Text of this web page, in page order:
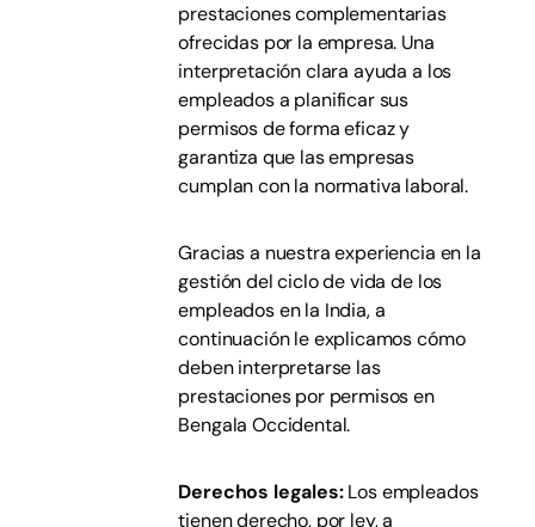
prestaciones complementarias
ofrecidas por la empresa. Una
interpretación clara ayuda a los
empleados a planificar sus
permisos de forma eficaz y
garantiza que las empresas
cumplan con la normativa laboral.
Gracias a nuestra experiencia en la
gestión del ciclo de vida de los
empleados en la India, a
continuación le explicamos cómo
deben interpretarse las
prestaciones por permisos en
Bengala Occidental.
Derechos legales:Los empleados
tienen derecho, por ley, a